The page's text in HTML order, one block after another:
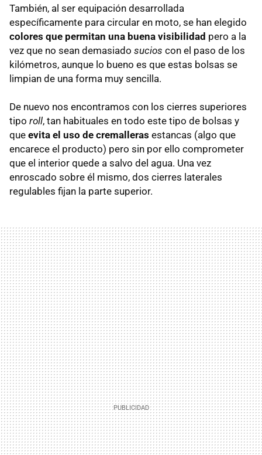
También, al ser equipación desarrollada
específicamente para circular en moto, se han elegido
colores que permitan una buena visibilidad pero a la
vez que no sean demasiado sucios con el paso de los
kilómetros, aunque lo bueno es que estas bolsas se
limpian de una forma muy sencilla.
De nuevo nos encontramos con los cierres superiores
tipo roll, tan habituales en todo este tipo de bolsas y
que evita el uso de cremalleras estancas (algo que
encarece el producto) pero sin por ello comprometer
que el interior quede a salvo del agua. Una vez
enroscado sobre él mismo, dos cierres laterales
regulables fijan la parte superior.